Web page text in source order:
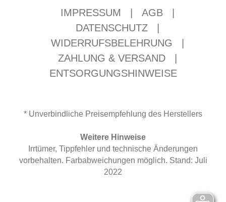
IMPRESSUM AGB
DATENSCHUTZ
WIDERRUFSBELEHRUNG
ZAHLUNG & VERSAND
ENTSORGUNGSHINWEISE
* Unverbindliche Preisempfehlung des Herstellers
Weitere Hinweise
Irrtümer, Tippfehler und technische Änderungen
vorbehalten. Farbabweichungen möglich. Stand: Juli
2022